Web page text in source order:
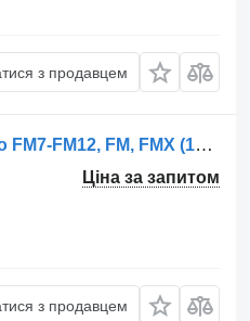
з продавцем
Патрубок Volvo FM12 (01.98-12.05) 22174101 до вантажівки Volvo FM7-FM12, FM, FMX (1998-2014)
Ціна за запитом
з продавцем